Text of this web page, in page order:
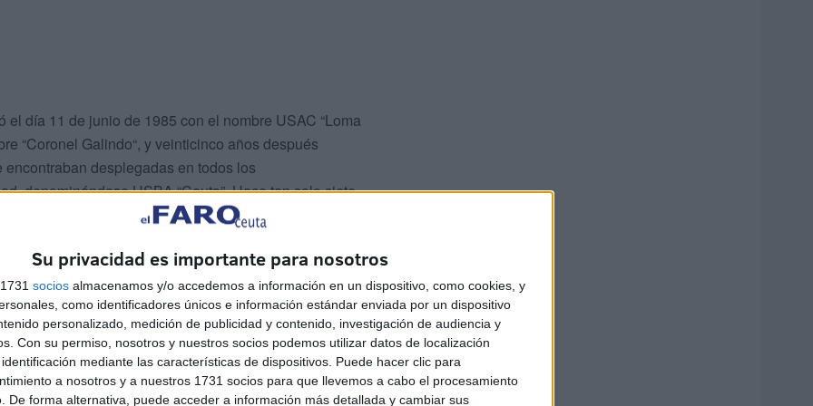
Su privacidad es importante para nosotros
socios almacenamos y/o accedemos a información en un dispositivo, como cookies, y
como identificadores únicos e información estándar enviada por un dispositivo
personalizado, medición de publicidad y contenido, investigación de audiencia y
Con su permiso, nosotros y nuestros socios podemos utilizar datos de localización
mediante las características de dispositivos. Puede hacer clic para
a nosotros y a nuestros 1731 socios para que llevemos a cabo el procesamiento
De forma alternativa, puede acceder a información más detallada y cambiar sus
día 11 de junio de 1985 con el nombre USAC “Loma
“Coronel Galindo“, y veinticinco años después
desplegadas en todos los
denominándose USBA “Ceuta”. Hace tan solo siete
con la denominación que recibe la Base militar
por el Coronel D. Francisco de Asís Vázquez Prieto.